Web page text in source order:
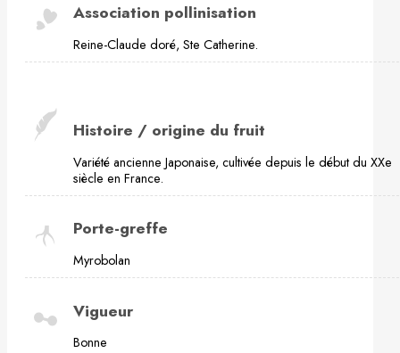
Association pollinisation
Reine-Claude doré, Ste Catherine.
Histoire / origine du fruit
Variété ancienne Japonaise, cultivée depuis le début du XXe
siècle en France.
Porte-greffe
Myrobolan
Vigueur
Bonne